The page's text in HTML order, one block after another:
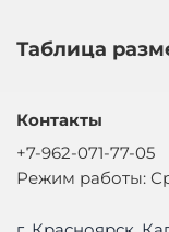
Таблица
Контакты
+7-962-071-77-05
Режим работы: